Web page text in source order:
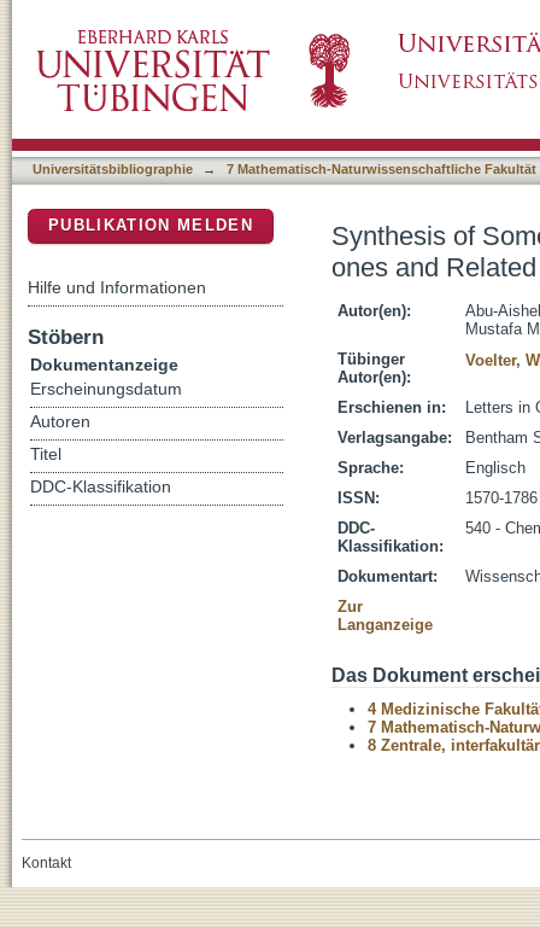
Universitätsbibliographie → 7 Mathematisch-Naturwissenschaftliche Fakultät
Synthesis of
ones and
Autor(en):
Abu-
Mustafa
Tübinger
Autor(en):
Voelter,
Erschienen in:
Letters in
Verlagsangabe:
Bentham
Sprache:
Englisch
ISSN:
1570-1786
DDC-
Klassifikation:
540 -
Dokumentart:
Zur
Langanzeige
Das Dokument
4 Medizinische
7 Mathematisch-
8 Zentrale,
PUBLIKATION MELDEN
Hilfe und Informationen
Stöbern
Dokumentanzeige
Erscheinungsdatum
Autoren
Titel
DDC-Klassifikation
Kontakt